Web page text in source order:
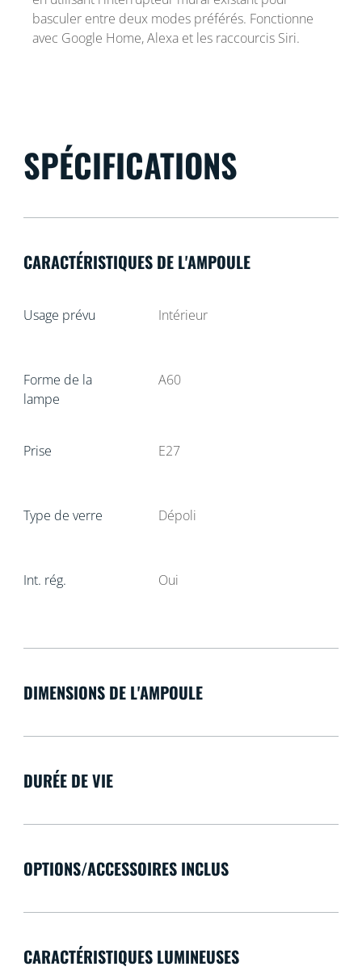
basculer entre deux modes préférés. Fonctionne
avec Google Home, Alexa et les raccourcis Siri.
SPÉCIFICATIONS
CARACTÉRISTIQUES DE L'AMPOULE
Usage prévu Intérieur
Forme de la
lampe
A60
Prise E27
Type de verre Dépoli
Int. rég. Oui
DIMENSIONS DE L'AMPOULE
DURÉE DE VIE
OPTIONS/ACCESSOIRES INCLUS
CARACTÉRISTIQUES LUMINEUSES